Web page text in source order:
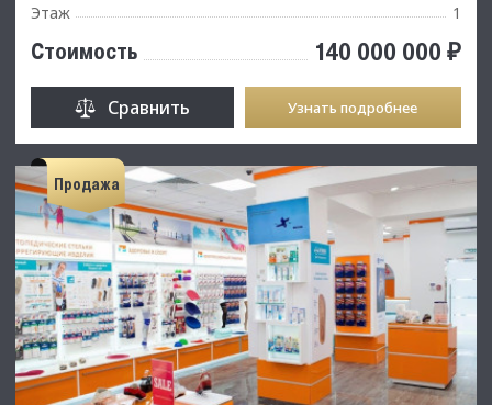
Этаж
1
Стоимость 140 000 000 ₽
Сравнить Узнать подробнее
Продажа